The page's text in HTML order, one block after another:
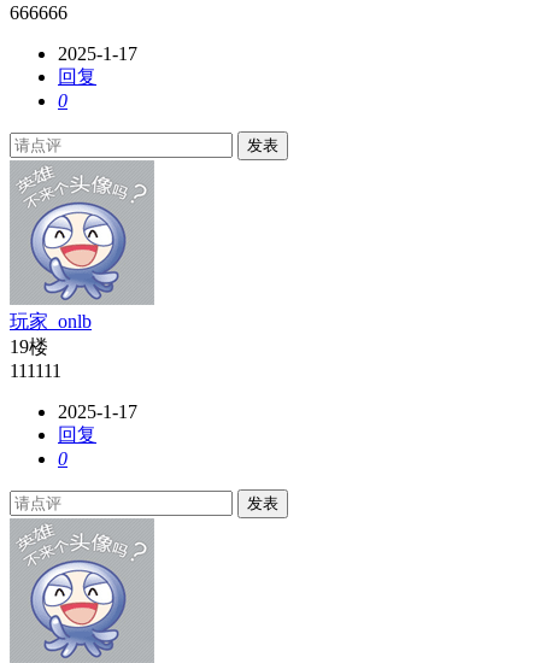
666666
2025-1-17
回复
0
发表
玩家_onlb
19楼
111111
2025-1-17
回复
0
发表